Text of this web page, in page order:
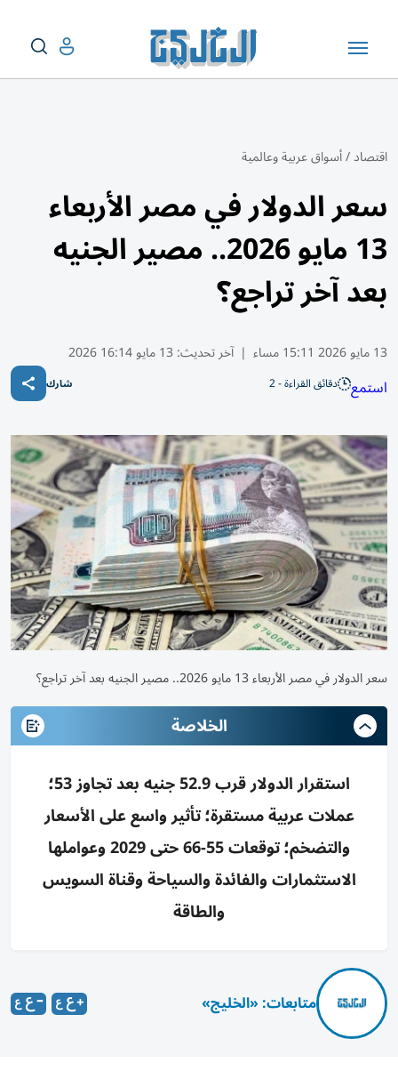
اقتصاد/أسواق عربية وعالمية
سعر الدولار في مصر الأربعاء
13 مايو 2026.. مصير الجنيه
بعد آخر تراجع؟
13 مايو 2026 15:11 مساء | آخر تحديث: 13 مايو 16:14 2026
استمع دقائق القراءة - 2 شارك
سعر الدولار في مصر الأربعاء 13 مايو 2026.. مصير الجنيه بعد آخر تراجع؟
الخلاصة
استقرار الدولار قرب 52.9 جنيه بعد تجاوز 53؛
عملات عربية مستقرة؛ تأثير واسع على الأسعار
والتضخم؛ توقعات 55-66 حتى 2029 وعواملها
الاستثمارات والفائدة والسياحة وقناة السويس
والطاقة
متابعات: «الخليج»